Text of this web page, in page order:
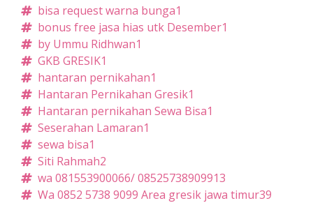
bisa request warna bunga1
bonus free jasa hias utk Desember1
by Ummu Ridhwan1
GKB GRESIK1
hantaran pernikahan1
Hantaran Pernikahan Gresik1
Hantaran pernikahan Sewa Bisa1
Seserahan Lamaran1
sewa bisa1
Siti Rahmah2
wa 081553900066/ 08525738909913
Wa 0852 5738 9099 Area gresik jawa timur39